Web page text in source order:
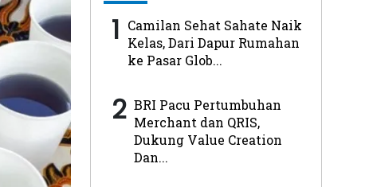
1 Camilan Sehat Sahate Naik
Kelas, Dari Dapur Rumahan
ke Pasar Glob...
2 BRI Pacu Pertumbuhan
Merchant dan QRIS,
Dukung Value Creation
Dan...